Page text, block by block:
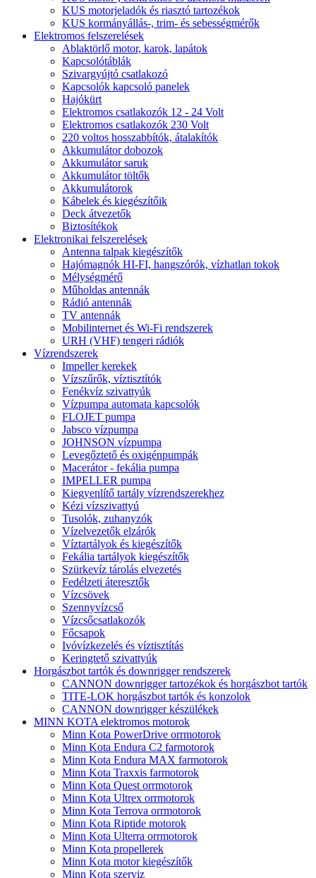
KUS motorjeladók és riasztó tartozékok
KUS kormányállás-, trim- és sebességmérők
Elektromos felszerelések
Ablaktörlő motor, karok, lapátok
Kapcsolótáblák
Szivargyújtó csatlakozó
Kapcsolók kapcsoló panelek
Hajókürt
Elektromos csatlakozók 12 - 24 Volt
Elektromos csatlakozók 230 Volt
220 voltos hosszabbítók, átalakítók
Akkumulátor dobozok
Akkumulátor saruk
Akkumulátor töltők
Akkumulátorok
Kábelek és kiegészítőik
Deck átvezetők
Biztosítékok
Elektronikai felszerelések
Antenna talpak kiegészítők
Hajómagnók HI-FI, hangszórók, vízhatlan tokok
Mélységmérő
Műholdas antennák
Rádió antennák
TV antennák
Mobilinternet és Wi-Fi rendszerek
URH (VHF) tengeri rádiók
Vízrendszerek
Impeller kerekek
Vízszűrők, víztisztítók
Fenékvíz szivattyúk
Vízpumpa automata kapcsolók
FLOJET pumpa
Jabsco vízpumpa
JOHNSON vízpumpa
Levegőztető és oxigénpumpák
Macerátor - fekália pumpa
IMPELLER pumpa
Kiegyenlítő tartály vízrendszerekhez
Kézi vízszivattyú
Tusolók, zuhanyzók
Vízelvezetők elzárók
Víztartályok és kiegészítők
Fekália tartályok kiegészítők
Szürkevíz tárolás elvezetés
Fedélzeti áteresztők
Vízcsövek
Szennyvízcső
Vízcsőcsatlakozók
Főcsapok
Ivóvízkezelés és víztisztítás
Keringtető szivattyúk
Horgászbot tartók és downrigger rendszerek
CANNON downrigger tartozékok és horgászbot tartók
TITE-LOK horgászbot tartók és konzolok
CANNON downrigger készülékek
MINN KOTA elektromos motorok
Minn Kota PowerDrive orrmotorok
Minn Kota Endura C2 farmotorok
Minn Kota Endura MAX farmotorok
Minn Kota Traxxis farmotorok
Minn Kota Quest orrmotorok
Minn Kota Ultrex orrmotorok
Minn Kota Terrova orrmotorok
Minn Kota Riptide motorok
Minn Kota Ulterra orrmotorok
Minn Kota propellerek
Minn Kota motor kiegészítők
Minn Kota szerviz